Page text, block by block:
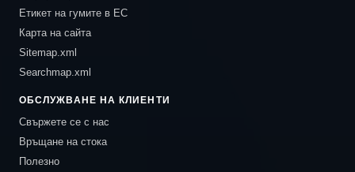
Етикет на гумите в ЕС
Карта на сайта
Sitemap.xml
Searchmap.xml
ОБСЛУЖВАНЕ НА КЛИЕНТИ
Свържете се с нас
Връщане на стока
Полезно